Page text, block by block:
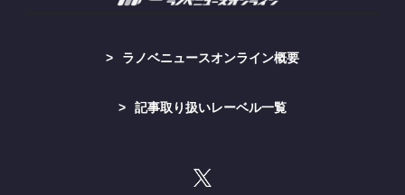
ラノベニュースオンライン概要
記事取り扱いレーベル一覧